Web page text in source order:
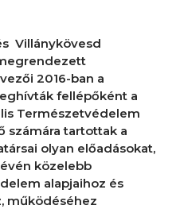
Villánykövesd
2016-ban a
fellépőként a
Természetvédelem
számára tartottak a
olyan előadásokat,
közelebb
alapjaihoz és
működéséhez